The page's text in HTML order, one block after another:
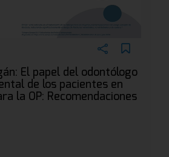
El papel del odontólogo
de los pacientes en
la OP: Recomendaciones